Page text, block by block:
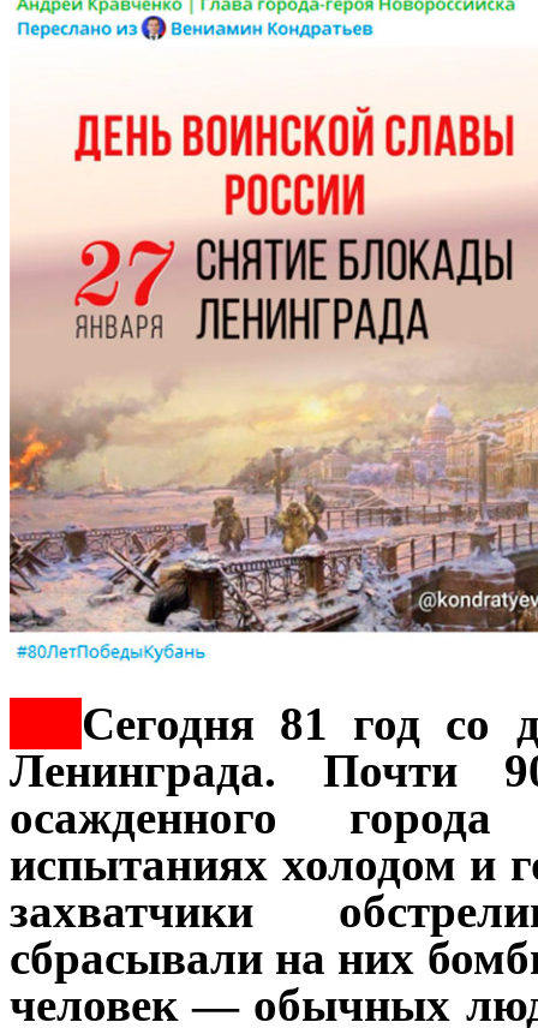
Сегодня 81 год со
Ленинграда. Почти
осажденного
испытаниях холодом и
захватчики
сбрасывали на них
человек — обычных